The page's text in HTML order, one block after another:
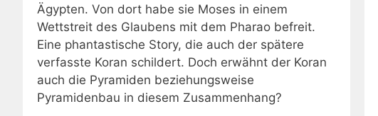
Ägypten. Von dort habe sie Moses in einem
Wettstreit des Glaubens mit dem Pharao befreit.
Eine phantastische Story, die auch der spätere
verfasste Koran schildert. Doch erwähnt der Koran
auch die Pyramiden beziehungsweise
Pyramidenbau in diesem Zusammenhang?